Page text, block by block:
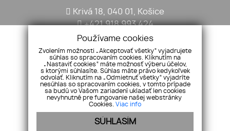
Krivá 18, 040 01, Košice
+421 918 993 424
kosickarealitna@gmail.com
Pridajte si nás
Používame cookies
Zvolením možnosti „Akceptovať všetky“ vyjadrujete
súhlas so spracovaním cookies. Kliknutím na
„Nastaviť cookies“ máte možnosť výberu účelov,
s ktorými súhlasíte. Súhlas máte právo kedykoľvek
odvolať. Kliknutím na „Odmietnuť všetky“ vyjadríte
nesúhlas so spracovaním cookies, v tomto prípade
sa budú vo Vašom zariadení ukladať len cookies
nevyhnutné pre fungovanie našej webstránky
Cookies. Viac info
SÚHLASÍM